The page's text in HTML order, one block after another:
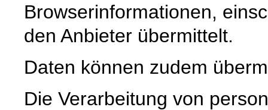
Browserinformationen,
den Anbieter übermittelt.
Daten können zudem
Die Verarbeitung von